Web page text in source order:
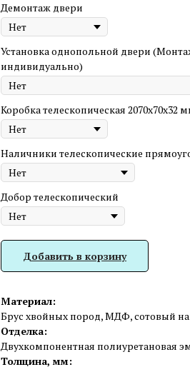
Демонтаж двери
Установка однопольной двери
индивидуально)
Коробка телескопическая 2070х70х32
Наличники телескопические
Добор телескопический
Добавить в корзину
Материал:
Брус хвойных пород, МДФ, сотовый
Отделка:
Двухкомпонентная полиуретановая
Толщина, мм: